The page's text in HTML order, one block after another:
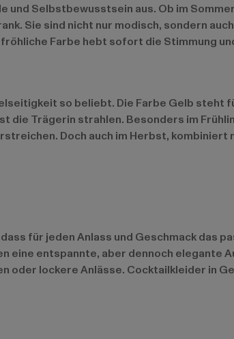
Selbstbewusstsein aus. Ob im
Sie sind nicht nur modisch, sondern
Farbe hebt sofort die Stimmung
so beliebt. Die Farbe Gelb steht
Trägerin strahlen. Besonders im
Doch auch im Herbst,
für jeden Anlass und Geschmack das
entspannte, aber dennoch elegante
oder lockere Anlässe. Cocktailkleider in